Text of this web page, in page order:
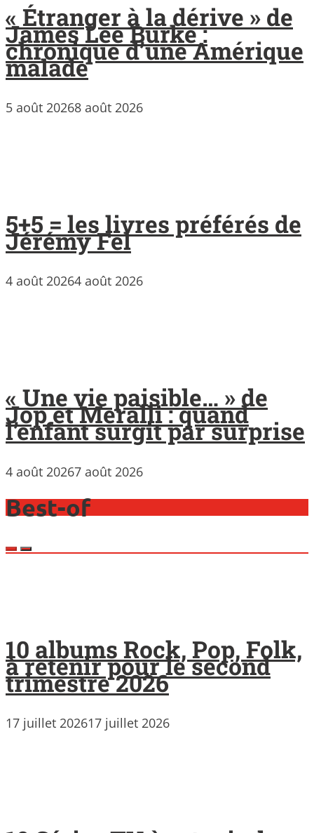
« Étranger à la dérive » de
James Lee Burke :
chronique d’une Amérique
malade
5 août 20268 août 2026
5+5 = les livres préférés de
Jérémy Fel
4 août 20264 août 2026
« Une vie paisible… » de
Jop et Meralli : quand
l’enfant surgit par surprise
4 août 20267 août 2026
Best-of
10 albums Rock, Pop, Folk,
à retenir pour le second
trimestre 2026
17 juillet 202617 juillet 2026